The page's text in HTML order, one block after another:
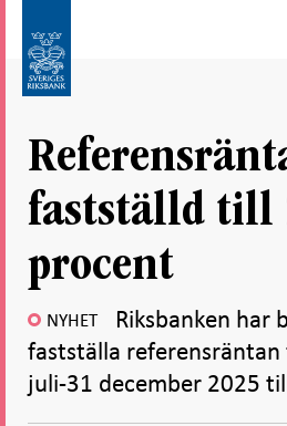
direkt
undersidor
fastställd till
procent
NYHET
Riksbanken har
fastställa
juli-31 december 2025